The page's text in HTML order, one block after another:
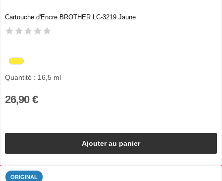
Cartouche d'Encre BROTHER LC-3219 Jaune
Quantité : 16,5 ml
26,90 €
Ajouter au panier
ORIGINAL